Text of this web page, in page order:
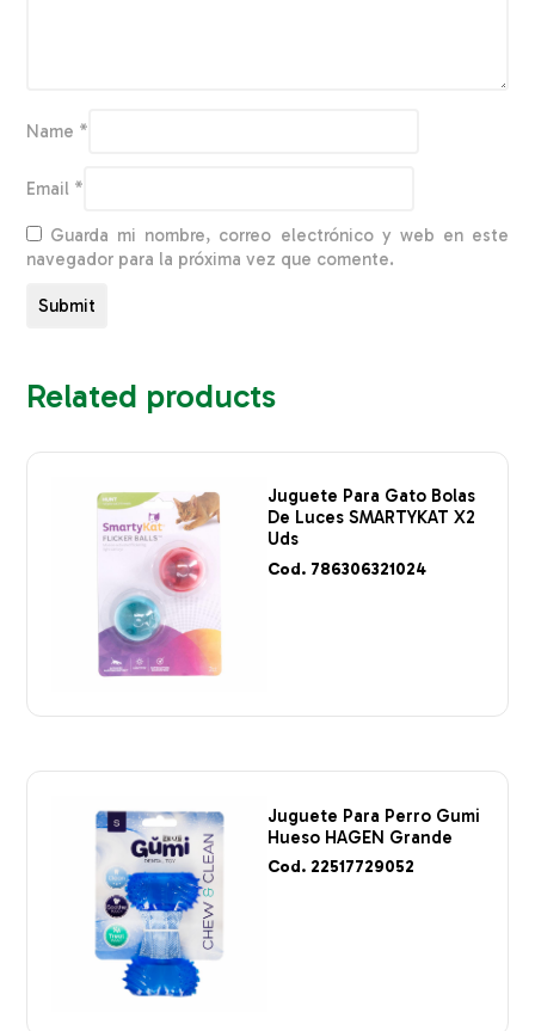
Name *
Email *
Guarda mi nombre, correo electrónico y web en este
navegador para la próxima vez que comente.
Related products
Juguete Para Gato Bolas
De Luces SMARTYKAT X2
Uds
Cod. 786306321024
Juguete Para Perro Gumi
Hueso HAGEN Grande
Cod. 22517729052